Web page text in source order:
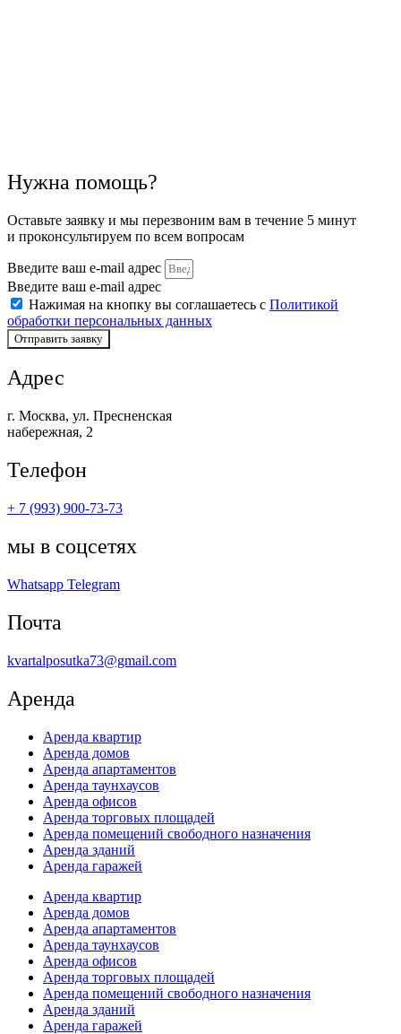
Нужна помощь?
Оставьте заявку и мы перезвоним вам в течение 5 минут
и проконсультируем по всем вопросам
Введите ваш e-mail адрес
Введите ваш e-mail адрес
Нажимая на кнопку вы соглашаетесь с Политикой
обработки персональных данных
Отправить заявку
Адрес
г. Москва, ул. Пресненская
набережная, 2
Телефон
+ 7 (993) 900-73-73
мы в соцсетях
Whatsapp Telegram
Почта
kvartalposutka73@gmail.com
Аренда
Аренда квартир
Аренда домов
Аренда апартаментов
Аренда таунхаусов
Аренда офисов
Аренда торговых площадей
Аренда помещений свободного назначения
Аренда зданий
Аренда гаражей
Аренда квартир
Аренда домов
Аренда апартаментов
Аренда таунхаусов
Аренда офисов
Аренда торговых площадей
Аренда помещений свободного назначения
Аренда зданий
Аренда гаражей